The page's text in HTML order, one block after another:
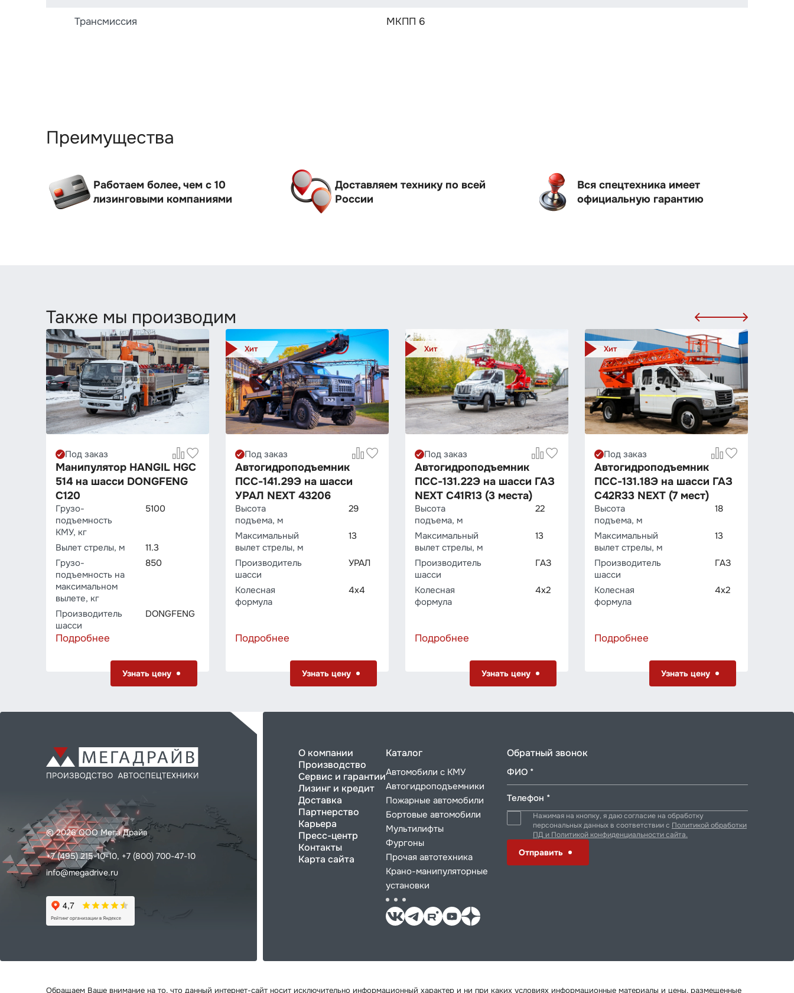
Трансмиссия МКПП 6
Преимущества
Работаем более, чем с 10
лизинговыми компаниями
Доставляем технику по всей
России
Вся спецтехника имеет
официальную гарантию
Также мы производим
Под заказ
Манипулятор HANGIL HGC
514 на шасси DONGFENG
C120
Грузо­
подъемность
КМУ, кг
5100
Вылет стрелы, м
11.3
Грузо­
подъемность на
максимальном
вылете, кг
850
Производитель
шасси
DONGFENG
Подробнее
Узнать цену
Хит
Под заказ
Автогидроподъемник
ПСС-141.29Э на шасси
УРАЛ NEXT 43206
Высота
подъема, м
29
Максимальный
вылет стрелы, м
13
Производитель
шасси
УРАЛ
Колесная
формула
4х4
Подробнее
Узнать цену
Хит
Под заказ
Автогидроподъемник
ПСС-131.22Э на шасси ГАЗ
NEXT C41R13 (3 места)
Высота
подъема, м
22
Максимальный
вылет стрелы, м
13
Производитель
шасси
ГАЗ
Колесная
формула
4х2
Подробнее
Узнать цену
Хит
Под заказ
Автогидроподъемник
ПСС-131.18Э на шасси ГАЗ
C42R33 NEXT (7 мест)
Высота
подъема, м
18
Максимальный
вылет стрелы, м
13
Производитель
шасси
ГАЗ
Колесная
формула
4х2
Подробнее
Узнать цену
© 2026 ООО Мега Драйв
+7 (495) 215-10-10, +7 (800) 700-47-10
info@megadrive.ru
О компании
Производство
Сервис и гарантии
Лизинг и кредит
Доставка
Партнерство
Карьера
Пресс-центр
Контакты
Карта сайта
Каталог
Автомобили с КМУ
Автогидроподъемники
Пожарные автомобили
Бортовые автомобили
Мультилифты
Фургоны
Прочая автотехника
Крано-манипуляторные
установки
Обратный звонок
ФИО *
Телефон *
Нажимая на кнопку, я даю согласие на обработку
персональных данных в соответствии с Политикой обработки
ПД и Политикой конфиденциальности сайта.
Отправить
Обращаем Ваше внимание на то, что данный интернет-сайт носит исключительно информационный характер и ни при каких условиях информационные материалы и цены, размещенные